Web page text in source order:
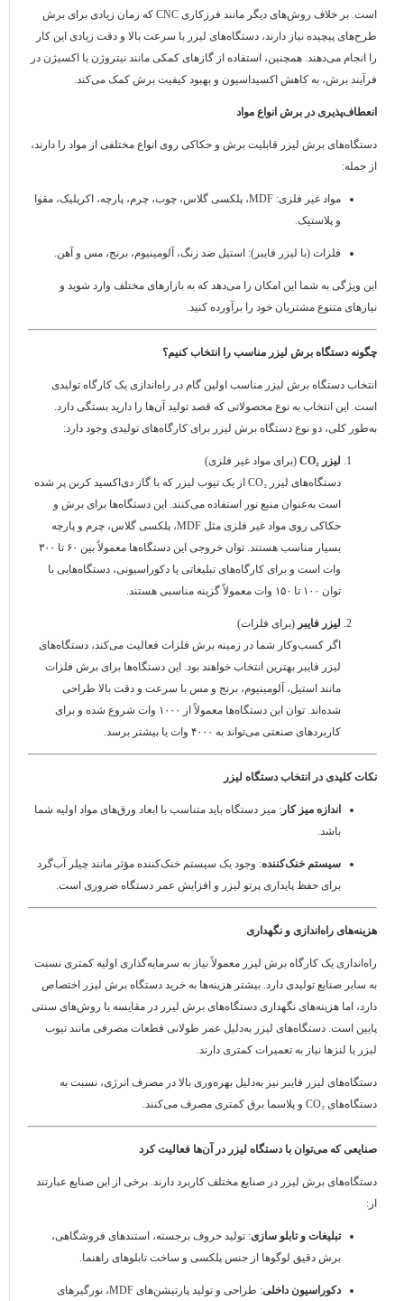
است. بر خلاف روش‌های دیگر مانند فرزکاری CNC که زمان زیادی برای برش
طرح‌های پیچیده نیاز دارند، دستگاه‌های لیزر با سرعت بالا و دقت زیادی این کار
را انجام می‌دهند. همچنین، استفاده از گازهای کمکی مانند نیتروژن یا اکسیژن در
فرآیند برش، به کاهش اکسیداسیون و بهبود کیفیت برش کمک می‌کند.
انعطاف‌پذیری در برش انواع مواد
دستگاه‌های برش لیزر قابلیت برش و حکاکی روی انواع مختلفی از مواد را دارند،
از جمله:
مواد غیر فلزی: MDF، پلکسی گلاس، چوب، چرم، پارچه، اکریلیک، مقوا
و پلاستیک.
فلزات (با لیزر فایبر): استیل ضد زنگ، آلومینیوم، برنج، مس و آهن.
این ویژگی به شما این امکان را می‌دهد که به بازارهای مختلف وارد شوید و
نیازهای متنوع مشتریان خود را برآورده کنید.
چگونه دستگاه برش لیزر مناسب را انتخاب کنیم؟
انتخاب دستگاه برش لیزر مناسب اولین گام در راه‌اندازی یک کارگاه تولیدی
است. این انتخاب به نوع محصولاتی که قصد تولید آن‌ها را دارید بستگی دارد.
به‌طور کلی، دو نوع دستگاه برش لیزر برای کارگاه‌های تولیدی وجود دارد:
لیزر CO₂
(برای مواد غیر فلزی)
دستگاه‌های لیزر CO₂ از یک تیوب لیزر که با گاز دی‌اکسید کربن پر شده
است به‌عنوان منبع نور استفاده می‌کنند. این دستگاه‌ها برای برش و
حکاکی روی مواد غیر فلزی مثل MDF، پلکسی گلاس، چرم و پارچه
بسیار مناسب هستند. توان خروجی این دستگاه‌ها معمولاً بین ۶۰ تا ۳۰۰
وات است و برای کارگاه‌های تبلیغاتی یا دکوراسیونی، دستگاه‌هایی با
توان ۱۰۰ تا ۱۵۰ وات معمولاً گزینه مناسبی هستند.
لیزر فایبر (برای فلزات)
اگر کسب‌وکار شما در زمینه برش فلزات فعالیت می‌کند، دستگاه‌های
لیزر فایبر بهترین انتخاب خواهند بود. این دستگاه‌ها برای برش فلزات
مانند استیل، آلومینیوم، برنج و مس با سرعت و دقت بالا طراحی
شده‌اند. توان این دستگاه‌ها معمولاً از ۱۰۰۰ وات شروع شده و برای
کاربردهای صنعتی می‌تواند به ۴۰۰۰ وات یا بیشتر برسد.
نکات کلیدی در انتخاب دستگاه لیزر
اندازه میز کار : میز دستگاه باید متناسب با ابعاد ورق‌های مواد اولیه شما
باشد.
سیستم خنک‌کننده: وجود یک سیستم خنک‌کننده مؤثر مانند چیلر آب‌گرد
برای حفظ پایداری پرتو لیزر و افزایش عمر دستگاه ضروری است.
هزینه‌های راه‌اندازی و نگهداری
راه‌اندازی یک کارگاه برش لیزر معمولاً نیاز به سرمایه‌گذاری اولیه کمتری نسبت
به سایر صنایع تولیدی دارد. بیشتر هزینه‌ها به خرید دستگاه برش لیزر اختصاص
دارد، اما هزینه‌های نگهداری دستگاه‌های برش لیزر در مقایسه با روش‌های سنتی
پایین است. دستگاه‌های لیزر به‌دلیل عمر طولانی قطعات مصرفی مانند تیوب
لیزر یا لنزها نیاز به تعمیرات کمتری دارند.
دستگاه‌های لیزر فایبر نیز به‌دلیل بهره‌وری بالا در مصرف انرژی، نسبت به
دستگاه‌های CO₂ و پلاسما برق کمتری مصرف می‌کنند.
صنایعی که می‌توان با دستگاه لیزر در آن‌ها فعالیت کرد
دستگاه‌های برش لیزر در صنایع مختلف کاربرد دارند. برخی از این صنایع عبارتند
از:
تبلیغات و تابلو سازی: تولید حروف برجسته، استندهای فروشگاهی،
برش دقیق لوگوها از جنس پلکسی و ساخت تابلوهای راهنما.
دکوراسیون داخلی : طراحی و تولید پارتیشن‌های MDF، نورگیرهای